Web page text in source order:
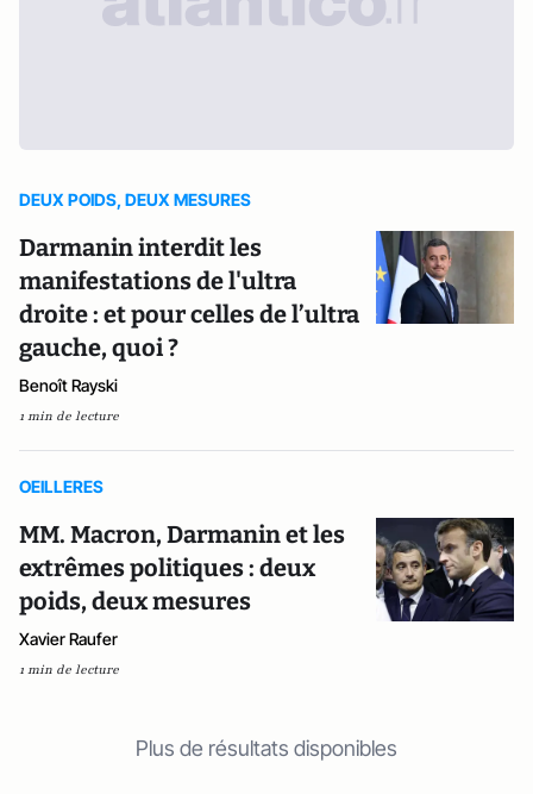
DEUX POIDS, DEUX MESURES
Darmanin interdit les
manifestations de l'ultra
droite : et pour celles de l’ultra
gauche, quoi ?
Benoît Rayski
1 min de lecture
OEILLERES
MM. Macron, Darmanin et les
extrêmes politiques : deux
poids, deux mesures
Xavier Raufer
1 min de lecture
Plus de résultats disponibles